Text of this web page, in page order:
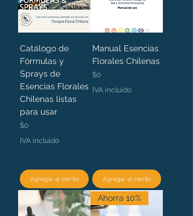
Catálogo de
Fórmulas y
Sprays de
Esencias Florales
Chilenas listas
para usar
Precio
$0
IVA incluido
Agregar al carrito
Manual Esencias
Florales Chilenas
Precio
$0
IVA incluido
Agregar al carrito
Ahorra 10%